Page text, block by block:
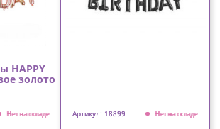
HAPPY
золото
Нет на складе Артикул: 18899 Нет на складе